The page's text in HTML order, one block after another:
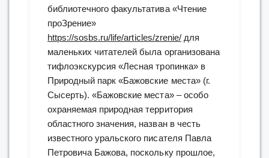
библиотечного факультатива «Чтение
проЗрение»
https://sosbs.ru/life/articles/zrenie/для
маленьких читателей была организована
тифлоэкскурсия «Лесная тропинка» в
Природный парк «Бажовские места» (г.
Сысерть). «Бажовские места» – особо
охраняемая природная территория
областного значения, назван в честь
известного уральского писателя Павла
Петровича Бажова, поскольку прошлое,